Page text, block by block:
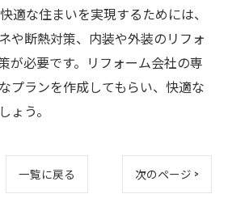
適な住まいを実現するためには、
や断熱対策、内装や外装のリフォ
が必要です。リフォーム会社の専
プランを作成してもらい、快適な
ょう。
一覧に戻る 次のページ >